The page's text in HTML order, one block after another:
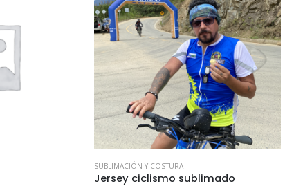
SUBLIMACIÓN Y COSTURA
Jersey ciclismo sublimado